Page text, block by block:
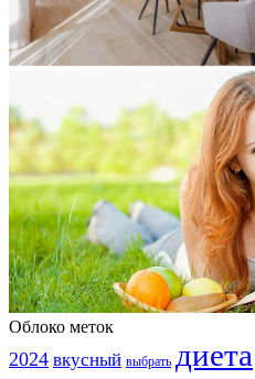
Облоко меток
2024 вкусный выбрать диета